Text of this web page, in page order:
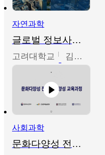
자연과학
글로벌 정보사회와 통계의 창의적 기능
고려대학교 김희영
사회과학
문화다양성 전문인력 양성 기본과정 - 문화다양성의 이해